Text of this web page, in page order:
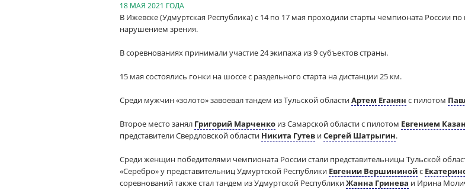
18 МАЯ 2021 ГОДА
В Ижевске (Удмуртская Республика) с 14 по 17 мая проходили старты чемпионата России
нарушением зрения.
В соревнованиях принимали участие 24 экипажа из 9 субъектов страны.
15 мая состоялись гонки на шоссе с раздельного старта на дистанции 25 км.
Среди мужчин «золото» завоевал тандем из Тульской областиАртем Еганян с пилотом
Второе место занял Григорий Марченко из Самарской области с пилотом Евгением
представители Свердловской области Никита Гутев иСергей Шатрыгин.
Среди женщин победителями чемпионата России стали представительницы Тульской
«Серебро» у представительниц Удмуртской Республики Евгении Вершининойс
соревнований также стал тандем из Удмуртской РеспубликиЖанна Гринева и Ирина